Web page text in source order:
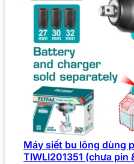
Máy siết bu lông dùng
TIWLI201351 (chưa pin